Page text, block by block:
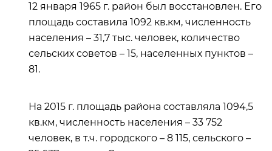
12 января 1965 г. район был восстановлен. Его
площадь составила 1092 кв.км, численность
населения – 31,7 тыс. человек, количество
сельских советов – 15, населенных пунктов –
81.
На 2015 г. площадь района составляла 1094,5
кв.км, численность населения – 33 752
человек, в т.ч. городского – 8 115, сельского –